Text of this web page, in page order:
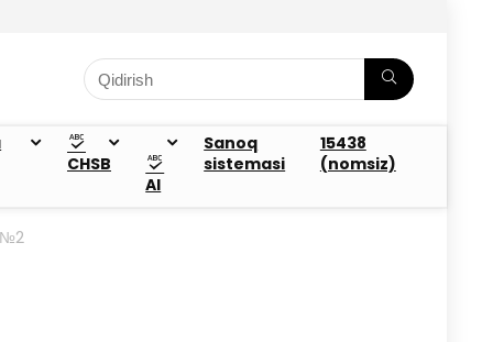
CHSB
AI
Sanoq
sistemasi
15438
(nomsiz)